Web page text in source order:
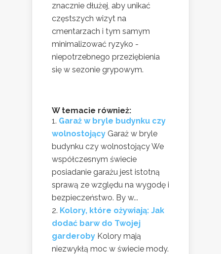
znacznie dłużej, aby unikać
częstszych wizyt na
cmentarzach i tym samym
minimalizować ryzyko -
niepotrzebnego przeziębienia
się w sezonie grypowym.
W temacie również:
Garaż w bryle budynku czy
wolnostojący Garaż w bryle
budynku czy wolnostojący We
współczesnym świecie
posiadanie garażu jest istotną
sprawą ze względu na wygodę i
bezpieczeństwo. By w...
Kolory, które ożywiają: Jak
dodać barw do Twojej
garderoby Kolory mają
niezwykłą moc w świecie mody.